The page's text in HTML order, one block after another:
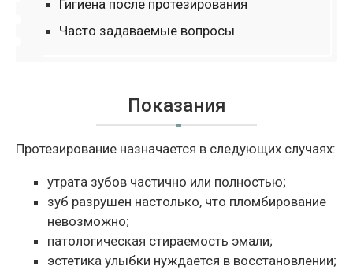
Гигиена после протезирования
Часто задаваемые вопросы
Показания
Протезирование назначается в следующих случаях:
утрата зубов частично или полностью;
зуб разрушен настолько, что пломбирование
невозможно;
патологическая стираемость эмали;
эстетика улыбки нуждается в восстановлении;